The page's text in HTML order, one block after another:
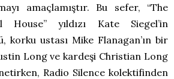
amaçlamıştır. Bu sefer, “The
yıldızı Kate Siegel’in
korku ustası Mike Flanagan’ın bir
Long ve kardeşi Christian Long
Radio Silence kolektifinden